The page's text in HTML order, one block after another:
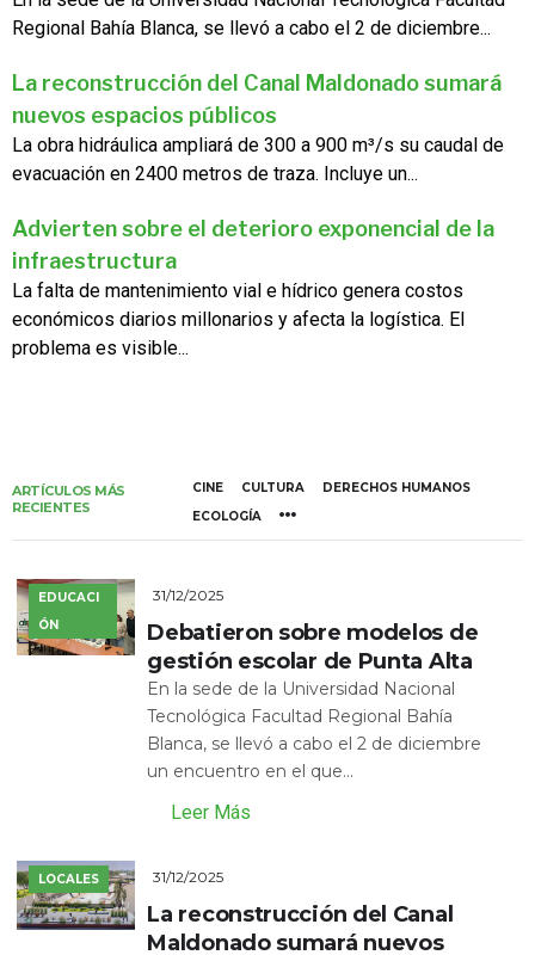
Regional Bahía Blanca, se llevó a cabo el 2 de diciembre...
La reconstrucción del Canal Maldonado sumará
nuevos espacios públicos
La obra hidráulica ampliará de 300 a 900 m³/s su caudal de
evacuación en 2400 metros de traza. Incluye un...
Advierten sobre el deterioro exponencial de la
infraestructura
La falta de mantenimiento vial e hídrico genera costos
económicos diarios millonarios y afecta la logística. El
problema es visible...
ARTÍCULOS MÁS
RECIENTES
CINE CULTURA
DERECHOS HUMANOS
ECOLOGÍA
EDUCACI
ÓN
31/12/2025
Debatieron sobre modelos de
gestión escolar de Punta Alta
En la sede de la Universidad Nacional
Tecnológica Facultad Regional Bahía
Blanca, se llevó a cabo el 2 de diciembre
un encuentro en el que...
Leer Más
LOCALES 31/12/2025
La reconstrucción del Canal
Maldonado sumará nuevos